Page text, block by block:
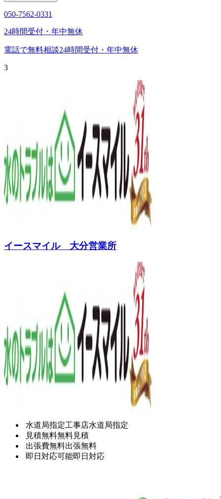
050-7562-0331
24時間受付・年中無休
電話で無料相談24時間受付・年中無休
3
イースマイル 大分営業所
水道局指定工事店水道局指定
見積無料無料見積
出張費無料出張無料
即日対応可能即日対応